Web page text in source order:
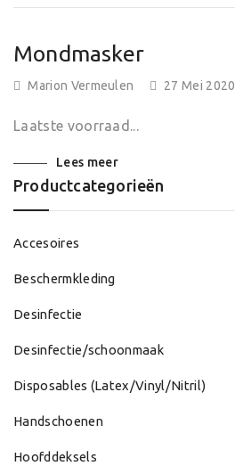
Mondmasker
Marion Vermeulen
Posted
27 Mei 2020
Laatste voorraad...
Lees meer
Productcategorieën
Accesoires
Beschermkleding
Desinfectie
Desinfectie/schoonmaak
Disposables (Latex/Vinyl/Nitril)
Handschoenen
Hoofddeksels